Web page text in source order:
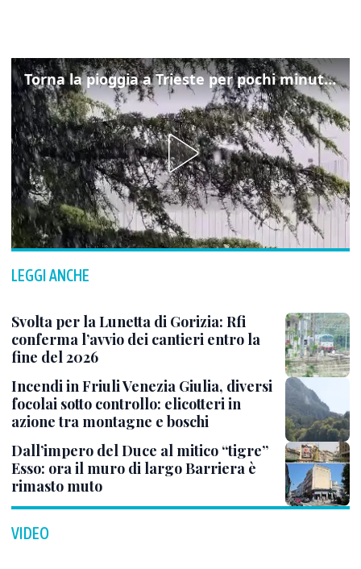
Torna la pioggia a Trieste per pochi minuti: ma il caldo non molla
LEGGI ANCHE
Svolta per la Lunetta di Gorizia: Rfi
conferma l’avvio dei cantieri entro la
fine del 2026
Incendi in Friuli Venezia Giulia, diversi
focolai sotto controllo: elicotteri in
azione tra montagne e boschi
Dall’impero del Duce al mitico “tigre”
Esso: ora il muro di largo Barriera è
rimasto muto
VIDEO